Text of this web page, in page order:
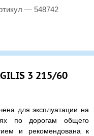
— 548742
3 215/60
для эксплуатации на
по дорогам общего
и рекомендована к